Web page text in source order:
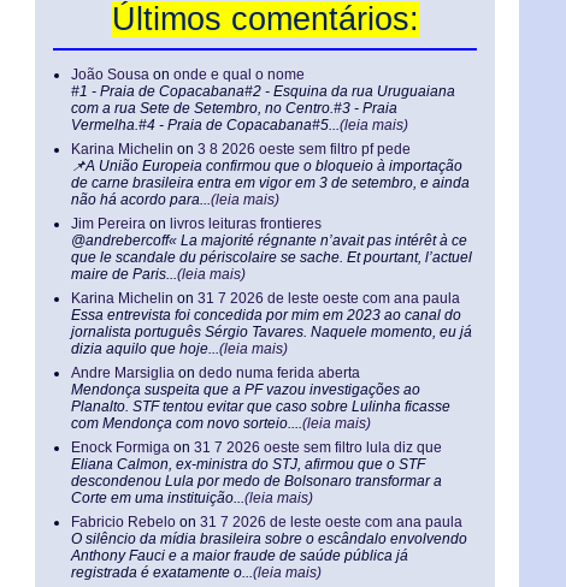
Últimos comentários:
João Sousa on onde e qual o nome
#1 - Praia de Copacabana#2 - Esquina da rua Uruguaiana
com a rua Sete de Setembro, no Centro.#3 - Praia
Vermelha.#4 - Praia de Copacabana#5...(leia mais)
Karina Michelin on 3 8 2026 oeste sem filtro pf pede
📌A União Europeia confirmou que o bloqueio à importação
de carne brasileira entra em vigor em 3 de setembro, e ainda
não há acordo para...(leia mais)
Jim Pereira on livros leituras frontieres
@andrebercoff« La majorité régnante n’avait pas intérêt à ce
que le scandale du périscolaire se sache. Et pourtant, l’actuel
maire de Paris...(leia mais)
Karina Michelin on 31 7 2026 de leste oeste com ana paula
Essa entrevista foi concedida por mim em 2023 ao canal do
jornalista português Sérgio Tavares. Naquele momento, eu já
dizia aquilo que hoje...(leia mais)
Andre Marsiglia on dedo numa ferida aberta
Mendonça suspeita que a PF vazou investigações ao
Planalto. STF tentou evitar que caso sobre Lulinha ficasse
com Mendonça com novo sorteio....(leia mais)
Enock Formiga on 31 7 2026 oeste sem filtro lula diz que
Eliana Calmon, ex-ministra do STJ, afirmou que o STF
descondenou Lula por medo de Bolsonaro transformar a
Corte em uma instituição...(leia mais)
Fabricio Rebelo on 31 7 2026 de leste oeste com ana paula
O silêncio da mídia brasileira sobre o escândalo envolvendo
Anthony Fauci e a maior fraude de saúde pública já
registrada é exatamente o...(leia mais)